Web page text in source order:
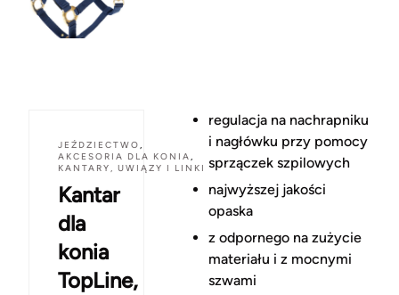
JEŹDZIECTWO,
AKCESORIA DLA KONIA,
KANTARY, UWIĄZY I LINKI
Kantar
dla
konia
TopLine,
regulacja na nachrapniku
i nagłówku przy pomocy
sprzączek szpilowych
najwyższej jakości
opaska
z odpornego na zużycie
materiału i z mocnymi
szwami